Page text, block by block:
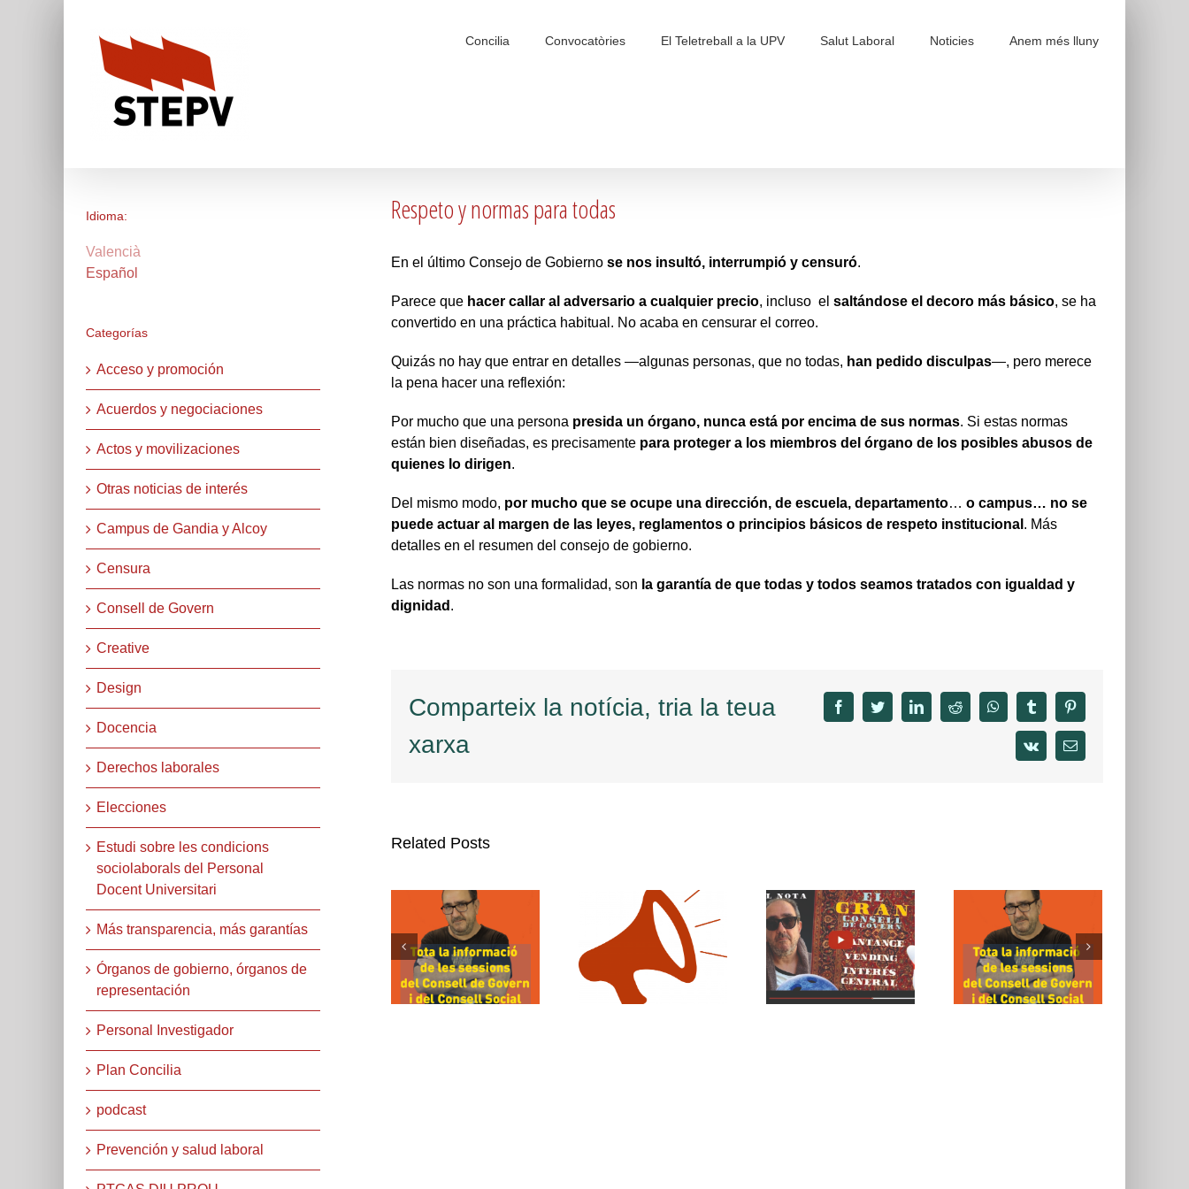
Concilia Convocatòries El Teletreball a la UPV Salut Laboral Noticies Anem més lluny
Respeto y normas para todas
En el último Consejo de Gobierno se nos insultó, interrumpió y censuró.
Parece que hacer callar al adversario a cualquier precio, incluso el saltándose el decoro más básico, se ha
convertido en una práctica habitual. No acaba en censurar el correo.
Quizás no hay que entrar en detalles —algunas personas, que no todas, han pedido disculpas—, pero merece
la pena hacer una reflexión:
Por mucho que una persona presida un órgano, nunca está por encima de sus normas. Si estas normas
están bien diseñadas, es precisamente para proteger a los miembros del órgano de los posibles abusos de
quienes lo dirigen.
Del mismo modo, por mucho que se ocupe una dirección, de escuela, departamento… o campus… no se
puede actuar al margen de las leyes, reglamentos o principios básicos de respeto institucional . Más
detalles en el resumen del consejo de gobierno.
Las normas no son una formalidad, son la garantía de que todas y todos seamos tratados con igualdad y
dignidad .
Comparteix la notícia, tria la teua
xarxa
facebooktwitter linkedinreddit whatsapptumblrpinterest
vk Email
Related Posts
Idioma:
Valencià
Español
Categorías
Acceso y promoción
Acuerdos y negociaciones
Actos y movilizaciones
Otras noticias de interés
Campus de Gandia y Alcoy
Censura
Consell de Govern
Creative
Design
Docencia
Derechos laborales
Elecciones
Estudi sobre les condicions
sociolaborals del Personal
Docent Universitari
Más transparencia, más garantías
Órganos de gobierno, órganos de
representación
Personal Investigador
Plan Concilia
podcast
Prevención y salud laboral